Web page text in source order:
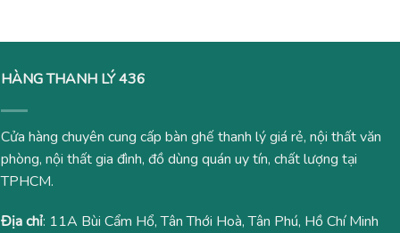
HÀNG THANH LÝ 436
Cửa hàng chuyên cung cấp bàn ghế thanh lý giá rẻ, nội thất văn
phòng, nội thất gia đình, đồ dùng quán uy tín, chất lượng tại
TPHCM.
Địa chỉ: 11A Bùi Cẩm Hổ, Tân Thới Hoà, Tân Phú, Hồ Chí Minh